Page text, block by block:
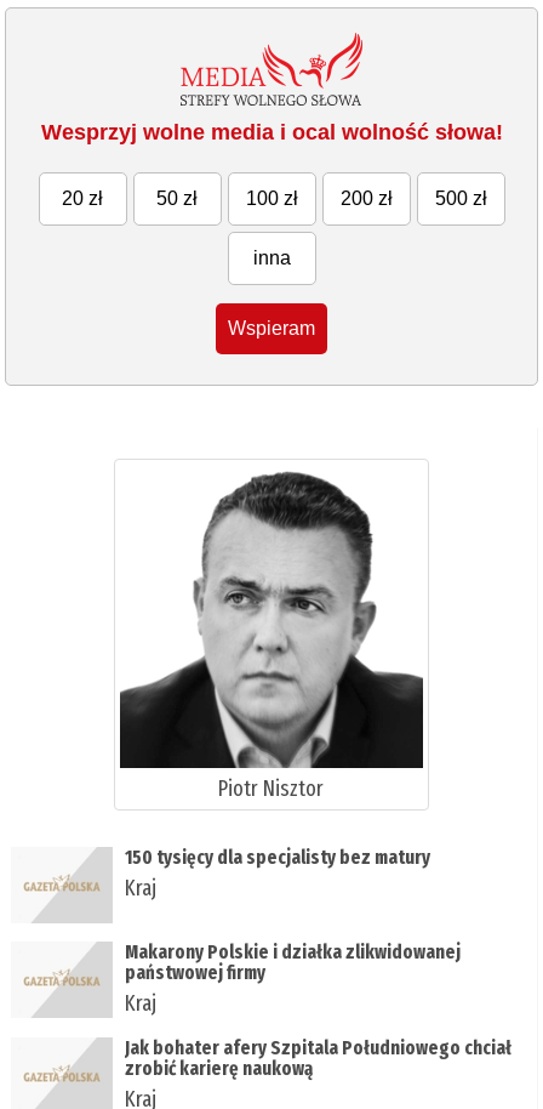
Wesprzyj wolne media i ocal wolność słowa!
20 zł 50 zł 100 zł 200 zł 500 zł
inna
Wspieram
Piotr Nisztor
150 tysięcy dla specjalisty bez matury
Kraj
Makarony Polskie i działka zlikwidowanej
państwowej firmy
Kraj
Jak bohater afery Szpitala Południowego chciał
zrobić karierę naukową
Kraj